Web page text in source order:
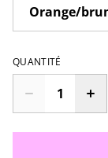
QUANTITÉ